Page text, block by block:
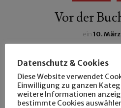
Vor der
ein10.
Bücher und im Mai wird das
Wir trafen Tino
Datenschutz & Cookies
Diese Website verwendet
Einwilligung zu ganzen
weitere Informationen
bestimmte Cookies